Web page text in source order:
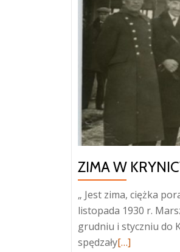
ZIMA W
„ Jest zima, ciężka
listopada 1930 r.
grudniu i styczniu do
spędzałyWięcej
[…]